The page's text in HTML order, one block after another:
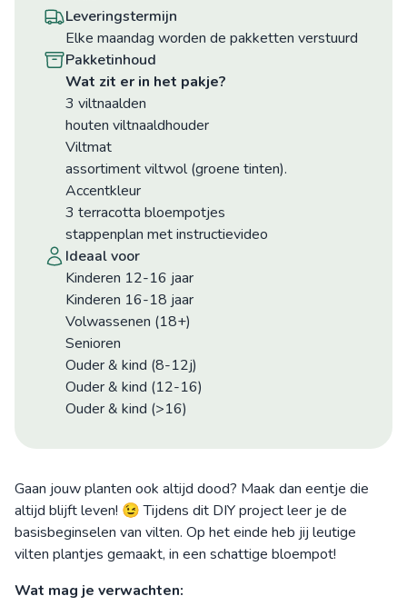
leveringstermijn
Elke maandag worden de pakketten verstuurd
pakketinhoud
Wat zit er in het pakje?
3 viltnaalden
houten viltnaaldhouder
Viltmat
assortiment viltwol (groene tinten).
Accentkleur
3 terracotta bloempotjes
stappenplan met instructievideo
ideaal voor
Kinderen 12-16 jaar
Kinderen 16-18 jaar
Volwassenen (18+)
Senioren
Ouder & kind (8-12j)
Ouder & kind (12-16)
Ouder & kind (>16)
Gaan jouw planten ook altijd dood? Maak dan eentje die
altijd blijft leven! 😉 Tijdens dit DIY project leer je de
basisbeginselen van vilten. Op het einde heb jij leutige
vilten plantjes gemaakt, in een schattige bloempot!
Wat mag je verwachten: